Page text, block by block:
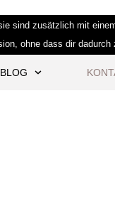
sind zusätzlich mit
ohne dass dir
BLOG